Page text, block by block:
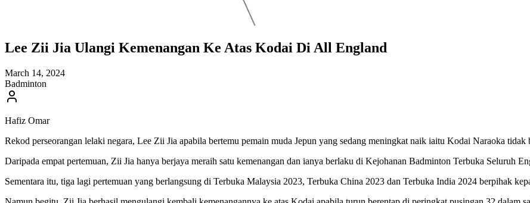
Lee Zii Jia Ulangi Kemenangan Ke Atas Kodai Di All England
March 14, 2024
Badminton
Hafiz Omar
Rekod perseorangan lelaki negara, Lee Zii Jia apabila bertemu pemain muda Jepun yang sedang meningkat naik iaitu Kodai Naraoka tidak
Daripada empat pertemuan, Zii Jia hanya berjaya meraih satu kemenangan dan ianya berlaku di Kejohanan Badminton Terbuka Seluruh
Sementara itu, tiga lagi pertemuan yang berlangsung di Terbuka Malaysia 2023, Terbuka China 2023 dan Terbuka India 2024 berpihak